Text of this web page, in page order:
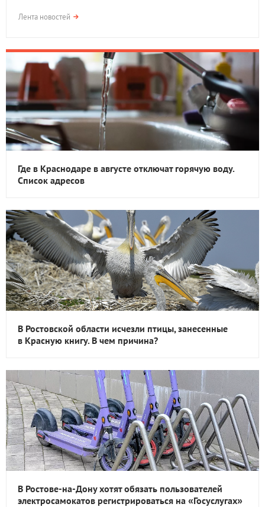
Лента новостей
Где в Краснодаре в августе отключат горячую воду.
Список адресов
В Ростовской области исчезли птицы, занесенные
в Красную книгу. В чем причина?
В Ростове-на-Дону хотят обязать пользователей
электросамокатов регистрироваться на «Госуслугах»